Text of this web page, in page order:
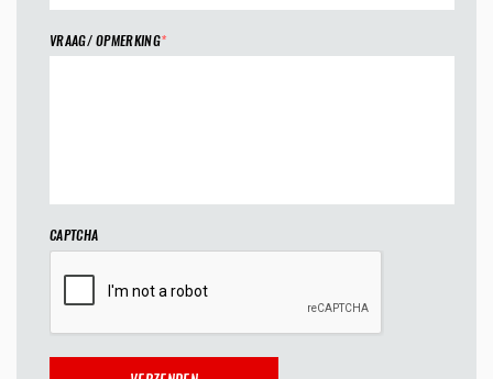
VRAAG/ OPMERKING*
CAPTCHA